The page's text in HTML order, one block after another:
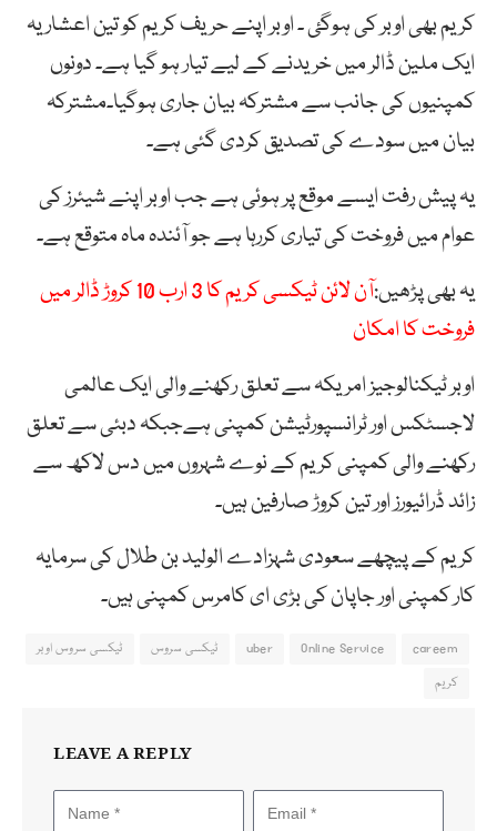
کریمبھیاوبرکیہوگئ۔اوبراپنےحریفکریمکوتیناعشاریہ
ایکملینڈالرمیںخریدنےکےلیےتیارہوگیا ہے۔دونوں
کمپنیوںکیجانبسےمشترکہبیانجاریہوگیا۔مشترکہ
بیانمیںسودےکیتصدیقکردیگئیہے۔
یہپیشرفتایسےموقعپرہوئیہےجباوبراپنےشیئرزکی
عواممیںفروختکیتیاریکررہاہےجوآئندہماہمتوقعہے۔
یہ بھی پڑھیں:
آن لائن ٹیکسی کریم کا 3 ارب 10 کروڑ ڈالر میں
فروخت کا امکان
اوبرٹیکنالوجیزامریکہسےتعلقرکھنےوالیایکعالمی
لاجسٹکساورٹرانسپورٹیشنکمپنیہےجبکہدبئیسےتعلق
رکھنےوالیکمپنیکریمکےنوےشہروںمیںدسلاکھسے
زائدڈرائیورزاورتینکروڑصارفینہیں۔
کریمکےپیچھےسعودیشہزادےالولیدبنطلالکیسرمایہ
کارکمپنیاورجاپانکیبڑیایکامرسکمپنیہیں۔
careem
Online Service
uber ٹیکسی سروس
ٹیکسی سروس اوبر
کریم
LEAVE A REPLY